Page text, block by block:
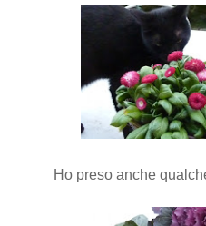
Ho preso anche